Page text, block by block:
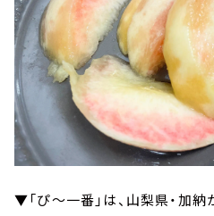
▼「ぴ～一番」は、山梨県・加